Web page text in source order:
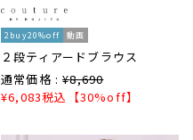
2buy20%off 動画
２段ティアードブラウス
通常価格 : ¥8,690
¥6,083税込 【30%off】